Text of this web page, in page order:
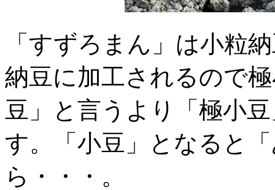
「すずろまん」は小粒
納豆に加工されるので
豆」と言うより「極小
す。「小豆」となると
ら・・・。